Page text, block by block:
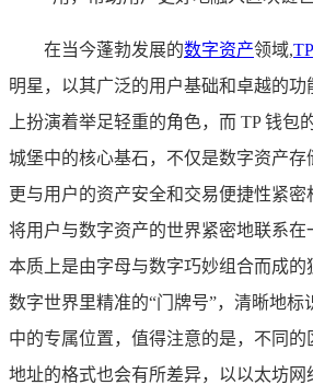
在当今蓬勃发展的数字资产领域,TP
明星，以其广泛的用户基础和卓越的
上扮演着举足轻重的角色，而 TP 钱包
城堡中的核心基石，不仅是数字资产存
更与用户的资产安全和交易便捷性紧密
将用户与数字资产的世界紧密地联系在
本质上是由字母与数字巧妙组合而成的
数字世界里精准的“门牌号”，清晰地标
中的专属位置，值得注意的是，不同的
地址的格式也会有所差异，以以太坊网